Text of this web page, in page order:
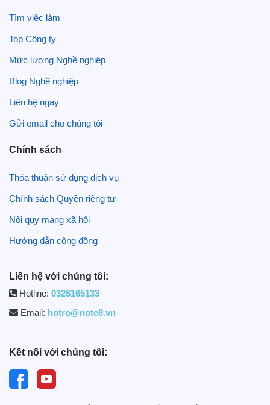
Tìm việc làm
Top Công ty
Mức lương Nghề nghiệp
Blog Nghề nghiệp
Liên hệ ngay
Gửi email cho chúng tôi
Chính sách
Thỏa thuận sử dụng dịch vụ
Chính sách Quyền riêng tư
Nội quy mạng xã hội
Hướng dẫn cộng đồng
Liên hệ với chúng tôi:
Hotline: 0326165133
Email: hotro@note8.vn
Kết nối với chúng tôi: